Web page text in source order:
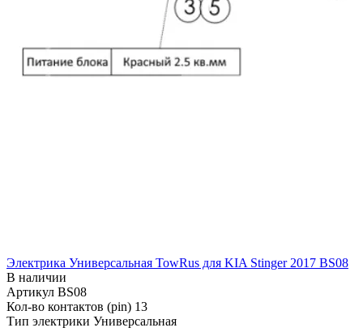
Электрика Универсальная TowRus для KIA Stinger 2017 BS08
В наличии
Артикул BS08
Кол-во контактов (pin) 13
Тип электрики Универсальная